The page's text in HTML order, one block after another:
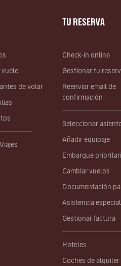
vuelo
de volar
TU RESERVA
Check-in online
Gestionar tu
Reenviar email de
confirmación
Seleccionar
Añadir equipaje
Embarque
Cambiar vuelos
Documentación
Asistencia especial
Gestionar factura
Hoteles
Coches de alquiler